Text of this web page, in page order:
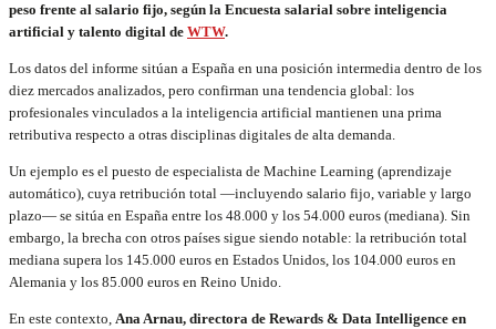
peso frente al salario fijo, según la Encuesta salarial sobre inteligencia
artificial y talento digital de WTW.
Los datos del informe sitúan a España en una posición intermedia dentro de los
diez mercados analizados, pero confirman una tendencia global: los
profesionales vinculados a la inteligencia artificial mantienen una prima
retributiva respecto a otras disciplinas digitales de alta demanda.
Un ejemplo es el puesto de especialista de Machine Learning (aprendizaje
automático), cuya retribución total —incluyendo salario fijo, variable y largo
plazo— se sitúa en España entre los 48.000 y los 54.000 euros (mediana). Sin
embargo, la brecha con otros países sigue siendo notable: la retribución total
mediana supera los 145.000 euros en Estados Unidos, los 104.000 euros en
Alemania y los 85.000 euros en Reino Unido.
En este contexto, Ana Arnau, directora de Rewards & Data Intelligence en